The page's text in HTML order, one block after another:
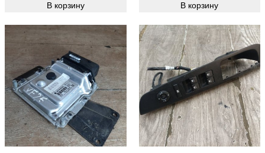
В корзину В корзину